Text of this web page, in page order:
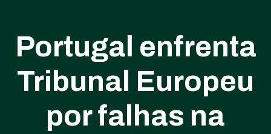
Portugal enfrenta
Tribunal Europeu
por falhas na